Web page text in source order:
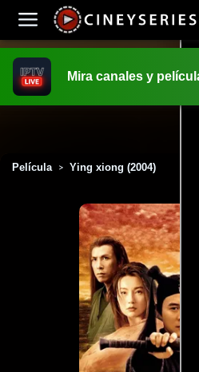
Mira canales y
Película > Ying xiong (2004)